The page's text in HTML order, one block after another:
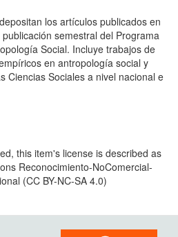
los artículos publicados en
semestral del Programa
Social. Incluye trabajos de
en antropología social y
Ciencias Sociales a nivel nacional e
this item's license is described as
Reconocimiento-NoComercial-
(CC BY-NC-SA 4.0)